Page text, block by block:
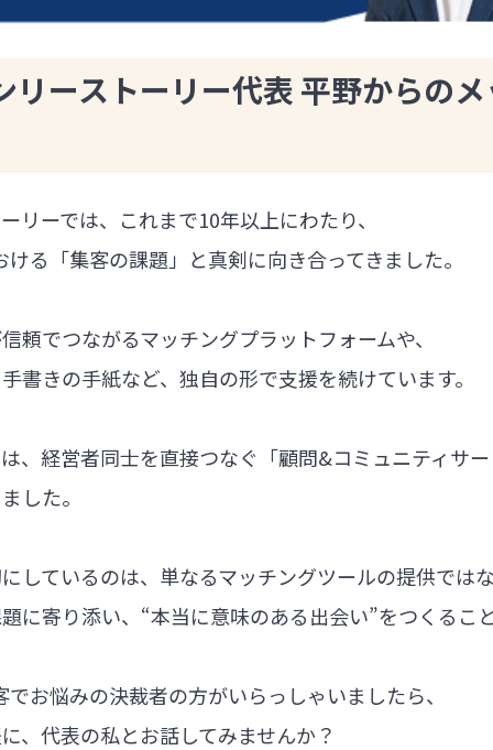
リーストーリー代表 平野からの
リーでは、これまで10年以上にわたり、
る「集客の課題」と真剣に向き合ってきました。
頼でつながるマッチングプラットフォームや、
書きの手紙など、独自の形で支援を続けています。
、経営者同士を直接つなぐ「顧問&コミュニティサ
した。
しているのは、単なるマッチングツールの提供では
に寄り添い、“本当に意味のある出会い”をつくるこ
お悩みの決裁者の方がいらっしゃいましたら、
、代表の私とお話してみませんか？